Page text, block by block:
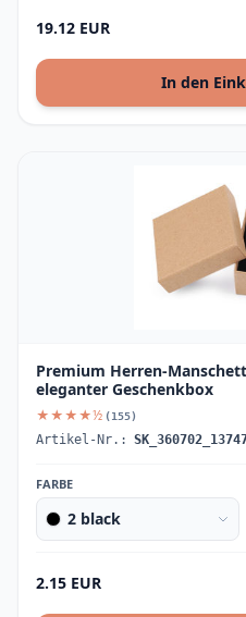
19.12 EUR
In den
Premium Herren-
eleganter Geschenkbox
★★★★½ (155)
Artikel-Nr.:
FARBE
2 black
2.15 EUR